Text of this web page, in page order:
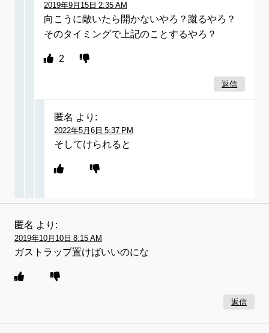
2019年9月15日 2:35 AM
向こうに敵いたら開かないやろ？蹴るやろ？
そのタイミングで上記のことするやろ？
2
返信
匿名 より:
2022年5月6日 5:37 PM
そしてけられると
匿名 より:
2019年10月10日 8:15 AM
ガストラップ置けばいいのにな
返信